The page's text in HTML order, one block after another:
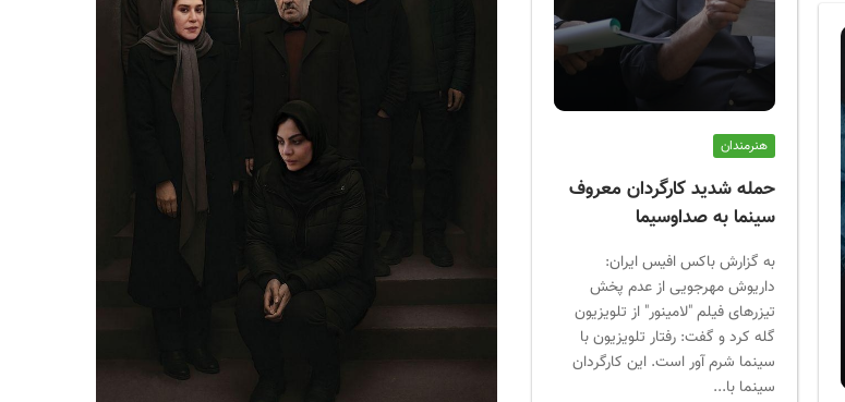
هنرمندان
حمله شدید کارگردان معروف
سینما به صداوسیما
به گزارش باکس افیس ایران:
داریوش مهرجویی از عدم پخش
تیزرهای فیلم "لامینور" از تلویزیون
گله کرد و گفت: رفتار تلویزیون با
سینما شرم آور است. این کارگردان
سینما با...